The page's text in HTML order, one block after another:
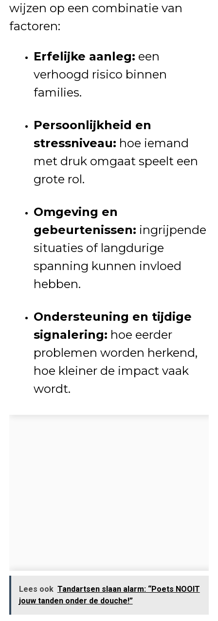
wijzen op een combinatie van
factoren:
Erfelijke aanleg: een
verhoogd risico binnen
families.
Persoonlijkheid en
stressniveau: hoe iemand
met druk omgaat speelt een
grote rol.
Omgeving en
gebeurtenissen: ingrijpende
situaties of langdurige
spanning kunnen invloed
hebben.
Ondersteuning en tijdige
signalering: hoe eerder
problemen worden herkend,
hoe kleiner de impact vaak
wordt.
Lees ook Tandartsen slaan alarm: “Poets NOOIT
jouw tanden onder de douche!”